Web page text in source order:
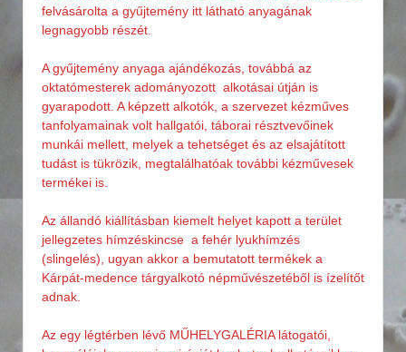
felvásárolta a gyűjtemény itt látható anyagának
legnagyobb részét.
A gyűjtemény anyaga ajándékozás, továbbá az
oktatómesterek adományozott alkotásai útján is
gyarapodott. A képzett alkotók, a szervezet kézműves
tanfolyamainak volt hallgatói, táborai résztvevőinek
munkái mellett, melyek a tehetséget és az elsajátított
tudást is tükrözik, megtalálhatóak további kézművesek
termékei is.
Az állandó kiállításban kiemelt helyet kapott a terület
jellegzetes hímzéskincse a fehér lyukhímzés
(slingelés), ugyan akkor a bemutatott termékek a
Kárpát-medence tárgyalkotó népművészetéből is ízelítőt
adnak.
Az egy légtérben lévő MŰHELYGALÉRIA látogatói,